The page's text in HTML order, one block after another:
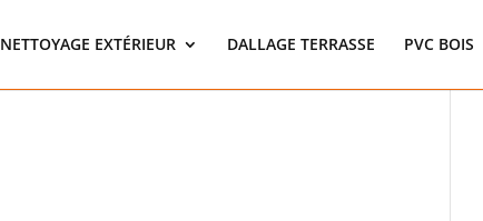
NETTOYAGE EXTÉRIEUR DALLAGE TERRASSE PVC BOIS